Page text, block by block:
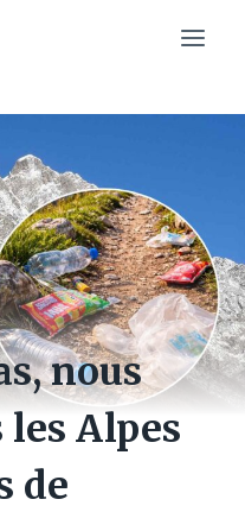
nous
Alpes
de